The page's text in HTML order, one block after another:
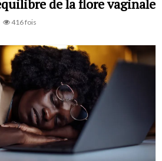
de la flore vaginale
416 fois